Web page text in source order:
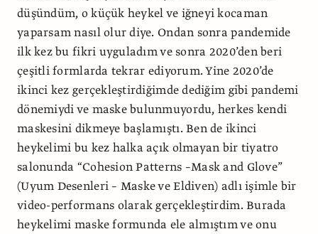
düşündüm, o küçük heykel ve iğneyi kocaman
yaparsam nasıl olur diye. Ondan sonra pandemide
ilk kez bu fikri uyguladım ve sonra 2020’den beri
çeşitli formlarda tekrar ediyorum. Yine 2020’de
ikinci kez gerçekleştirdiğimde dediğim gibi pandemi
dönemiydi ve maske bulunmuyordu, herkes kendi
maskesini dikmeye başlamıştı. Ben de ikinci
heykelimi bu kez halka açık olmayan bir tiyatro
salonunda “Cohesion Patterns –Mask and Glove”
(Uyum Desenleri – Maske ve Eldiven) adlı işimle bir
video-performans olarak gerçekleştirdim. Burada
heykelimi maske formunda ele almıştım ve onu